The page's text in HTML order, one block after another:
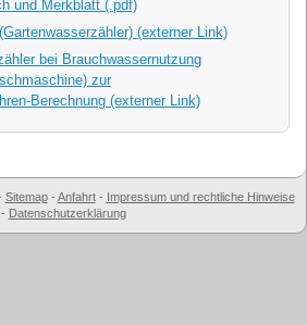
und Merkblatt (.pdf)
(externer Link)
bei Brauchwassernutzung
zur
Berechnung (externer Link)
Sitemap- Anfahrt- Impressum und rechtliche Hinweise
- Datenschutzerklärung